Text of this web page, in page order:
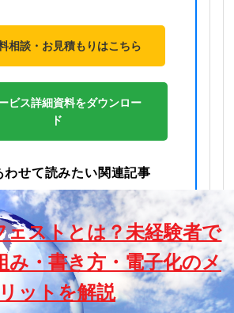
相談・お見積もりはこちら
ビス詳細資料をダウンロー
ド
せて読みたい関連記事
ェストとは？未経験者で
み・書き方・電子化のメ
リットを解説